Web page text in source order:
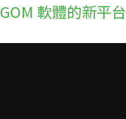
GOM 軟體的新平台